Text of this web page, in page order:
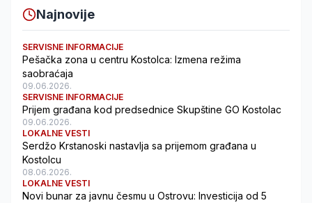
Najnovije
SERVISNE INFORMACIJE
Pešačka zona u centru Kostolca: Izmena režima
saobraćaja
09.06.2026.
SERVISNE INFORMACIJE
Prijem građana kod predsednice Skupštine GO Kostolac
09.06.2026.
LOKALNE VESTI
Serdžo Krstanoski nastavlja sa prijemom građana u
Kostolcu
08.06.2026.
LOKALNE VESTI
Novi bunar za javnu česmu u Ostrovu: Investicija od 5